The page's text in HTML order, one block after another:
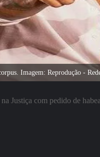
Imagem: Reprodução -
Justiça com pedido de